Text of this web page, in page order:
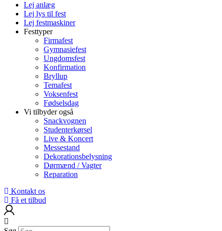
Lej anlæg
Lej lys til fest
Lej festmaskiner
Festtyper
Firmafest
Gymnasiefest
Ungdomsfest
Konfirmation
Bryllup
Temafest
Voksenfest
Fødselsdag
Vi tilbyder også
Snackvognen
Studenterkørsel
Live & Koncert
Messestand
Dekorationsbelysning
Dørmænd / Vagter
Reparation
Kontakt os
Få et tilbud